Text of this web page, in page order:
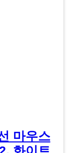
마우스